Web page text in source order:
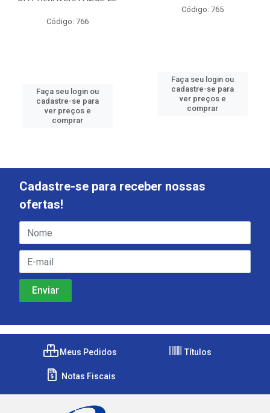
Código: 766
Faça seu login ou
cadastre-se para
ver preços e
comprar
Código: 765
Faça seu login ou
cadastre-se para
ver preços e
comprar
Cadastre-se para receber nossas
ofertas!
Meus Pedidos Títulos
Notas Fiscais